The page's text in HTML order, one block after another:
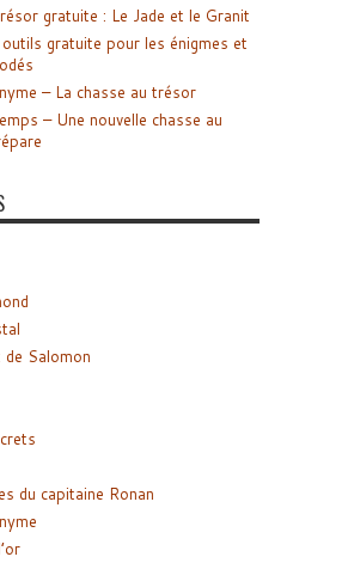
gratuite : Le Jade et le Granit
gratuite pour les énigmes et
– La chasse au trésor
– Une nouvelle chasse au
de Salomon
du capitaine Ronan